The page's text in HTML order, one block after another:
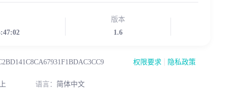
版本
1.6
权限要求 隐私政策
语言： 简体中文